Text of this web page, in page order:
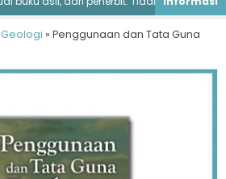
» Penggunaan dan Tata Guna